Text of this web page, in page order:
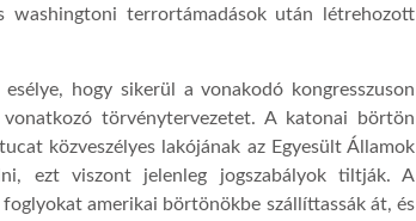
washingtoni terrortámadások után létrehozott
hogy sikerül a vonakodó kongresszuson
törvénytervezetet. A katonai börtön
közveszélyes lakójának az Egyesült Államok
ezt viszont jelenleg jogszabályok tiltják. A
amerikai börtönökbe szállíttassák át, és